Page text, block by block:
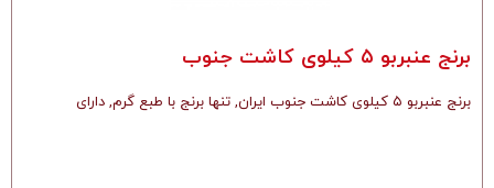
برنج عنبربو ۵ کیلوی کاشت جنوب
برنج عنبربو ۵ کیلوی کاشت جنوب ایران, تنها برنج با طبع گرم, دارای